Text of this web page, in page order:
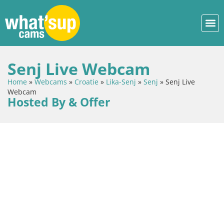
Senj Live Webcam
Home » Webcams » Croatie » Lika-Senj » Senj » Senj Live
Webcam
Hosted By & Offer